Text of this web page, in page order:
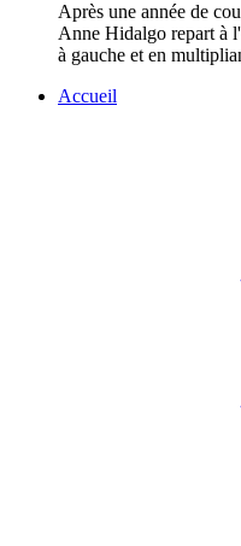
Après une année de
Anne Hidalgo repart à
à gauche et en
Accueil